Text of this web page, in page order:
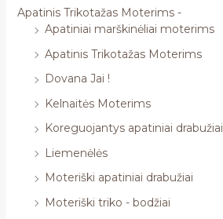
Apatinis Trikotažas Moterims -
Apatiniai marškinėliai moterims
Apatinis Trikotažas Moterims
Dovana Jai !
Kelnaitės Moterims
Koreguojantys apatiniai drabužiai
Liemenėlės
Moteriški apatiniai drabužiai
Moteriški triko - bodžiai